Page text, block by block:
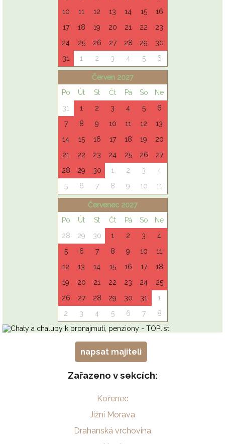
napsat majiteli
Zařazeno v sekcích:
Kořenec
Jižní Morava
Drahanská vrchovina